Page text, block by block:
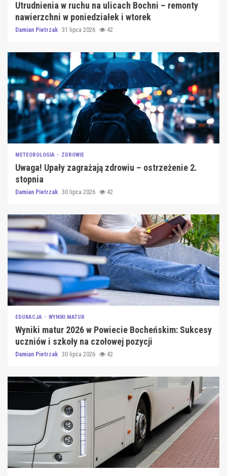
Utrudnienia w ruchu na ulicach Bochni – remonty
nawierzchni w poniedziałek i wtorek
Damian Pietrzak 31 lipca 2026 42
METEOROLOGIA ZDROWIE
Uwaga! Upały zagrażają zdrowiu – ostrzeżenie 2.
stopnia
Damian Pietrzak 30 lipca 2026 42
EDUKACJA WYNIKI MATUR
Wyniki matur 2026 w Powiecie Bocheńskim: Sukcesy
uczniów i szkoły na czołowej pozycji
Damian Pietrzak 30 lipca 2026 42